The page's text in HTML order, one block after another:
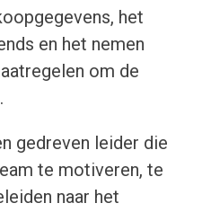
het
en het nemen
om de
gedreven leider die
te motiveren, te
naar het